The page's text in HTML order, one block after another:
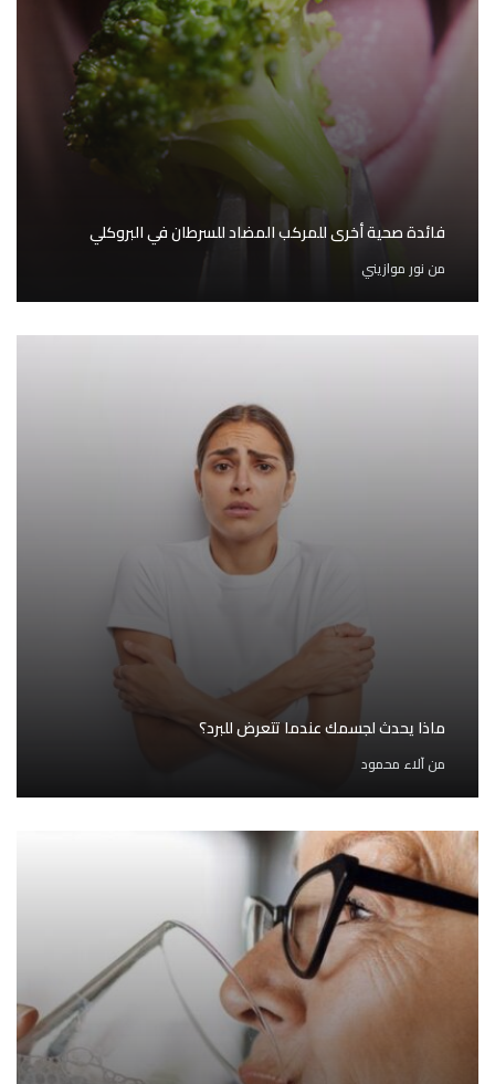
فائدة صحية أخرى للمركب المضاد للسرطان في البروكلي
من نور موازيني
ماذا يحدث لجسمك عندما تتعرض للبرد؟
منآلاء محمود